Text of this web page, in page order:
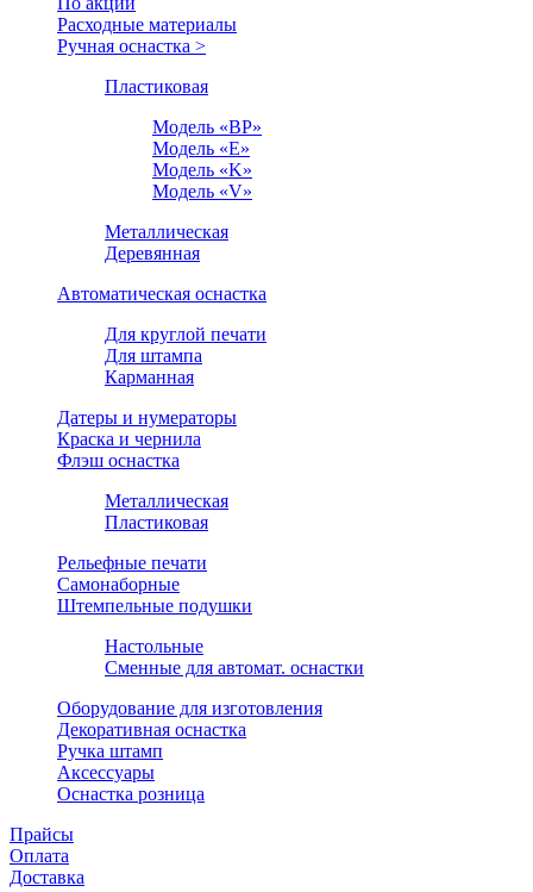
Расходные материалы
Ручная оснастка >
Пластиковая
Модель «BP»
Модель «E»
Модель «K»
Модель «V»
Металлическая
Деревянная
Автоматическая оснастка
Для круглой печати
Для штампа
Карманная
Датеры и нумераторы
Краска и чернила
Флэш оснастка
Металлическая
Пластиковая
Рельефные печати
Самонаборные
Штемпельные подушки
Настольные
Сменные для автомат. оснастки
Оборудование для изготовления
Декоративная оснастка
Ручка штамп
Аксессуары
Оснастка розница
Прайсы
Оплата
Доставка